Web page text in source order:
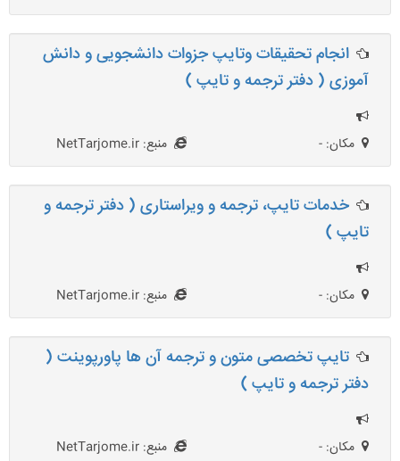
انجام تحقیقات وتایپ جزوات دانشجویی و دانش
آموزی ( دفتر ترجمه و تایپ )
مکان: - منبع: NetTarjome.ir
خدمات تایپ، ترجمه و ویراستاری ( دفتر ترجمه و
تایپ )
مکان: - منبع: NetTarjome.ir
تایپ تخصصی متون و ترجمه آن ها پاورپوینت (
دفتر ترجمه و تایپ )
مکان: - منبع: NetTarjome.ir